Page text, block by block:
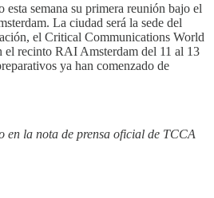
esta semana su primera reunión bajo el
La ciudad será la sede del
el Critical Communications World
el recinto RAI Amsterdam del 11 al 13
ya han comenzado de
en la nota de prensa oficial de TCCA